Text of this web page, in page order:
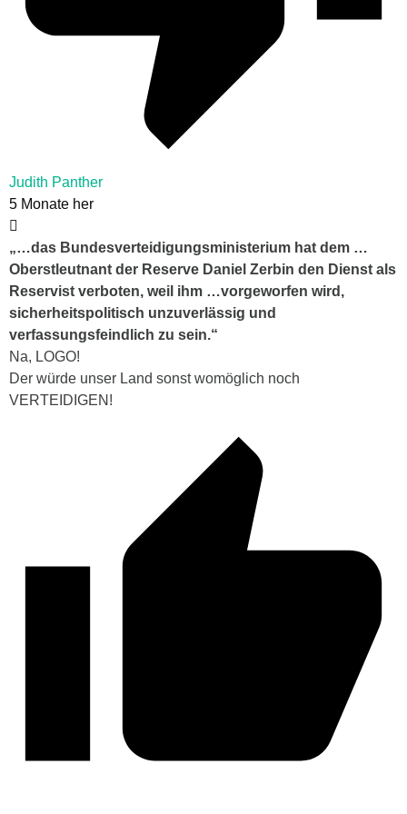
Judith Panther
5 Monate her
„…das Bundesverteidigungsministerium hat dem …
Oberstleutnant der Reserve Daniel Zerbin den Dienst als
Reservist verboten, weil ihm …vorgeworfen wird,
sicherheitspolitisch unzuverlässig und
verfassungsfeindlich zu sein.“
Na, LOGO!
Der würde unser Land sonst womöglich noch
VERTEIDIGEN!